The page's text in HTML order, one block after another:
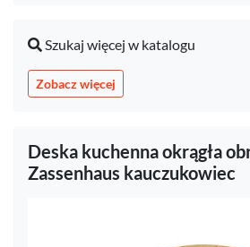
Szukaj więcej w katalogu
Zobacz więcej
Deska kuchenna okrągła
Zassenhaus kauczukowiec